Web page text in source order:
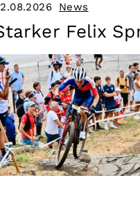
News
Felix